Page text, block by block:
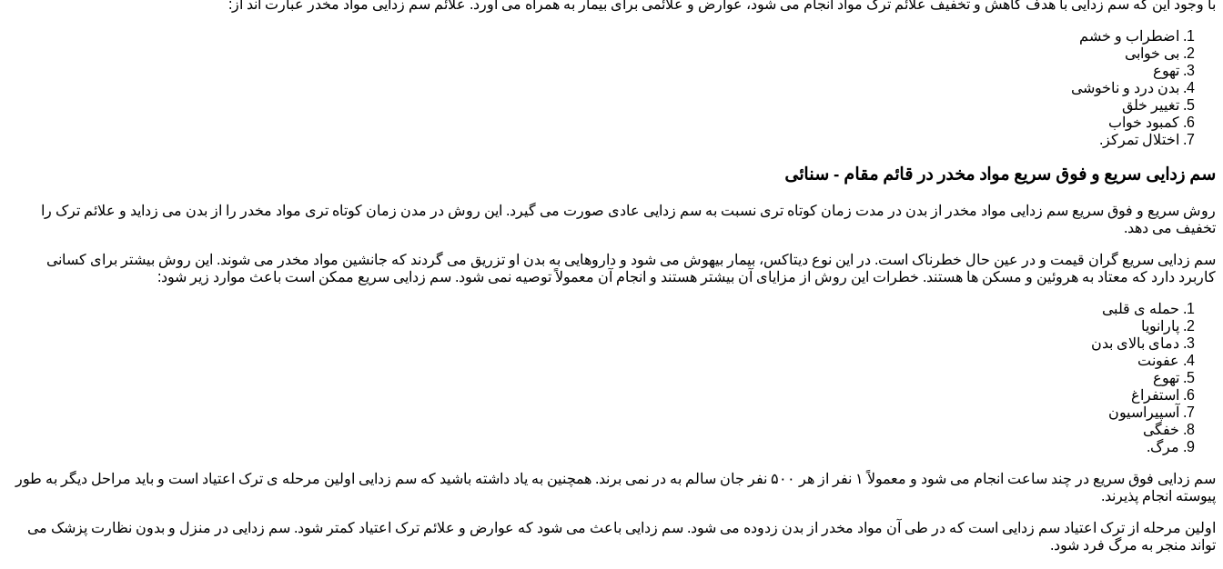
با وجود این که سم زدایی با هدف کاهش و تخفیف علائم ترک مواد انجام می شود، عوارض و علائمی برای بیمار به همراه می آورد. علائم سم زدایی مواد مخدر عبارت اند از:
اضطراب و خشم
بی خوابی
تهوع
بدن درد و ناخوشی
تغییر خلق
کمبود خواب
اختلال تمرکز.
سم زدایی سریع و فوق سریع مواد مخدر در قائم مقام - سنائی
روش سریع و فوق سریع سم زدایی مواد مخدر از بدن در مدت زمان کوتاه تری نسبت به سم زدایی عادی صورت می گیرد. این روش در مدن زمان کوتاه تری مواد مخدر را از بدن می زداید و علائم ترک را
تخفیف می دهد.
سم زدایی سریع گران قیمت و در عین حال خطرناک است. در این نوع دیتاکس، بیمار بیهوش می شود و داروهایی به بدن او تزریق می گردند که جانشین مواد مخدر می شوند. این روش بیشتر برای کسانی
کاربرد دارد که معتاد به هروئین و مسکن ها هستند. خطرات این روش از مزایای آن بیشتر هستند و انجام آن معمولاً توصیه نمی شود. سم زدایی سریع ممکن است باعث موارد زیر شود:
حمله ی قلبی
پارانویا
دمای بالای بدن
عفونت
تهوع
استفراغ
آسپیراسیون
خفگی
مرگ.
سم زدایی فوق سریع در چند ساعت انجام می شود و معمولاً ۱ نفر از هر ۵۰۰ نفر جان سالم به در نمی برند. همچنین به یاد داشته باشید که سم زدایی اولین مرحله ی ترک اعتیاد است و باید مراحل دیگر به طور
پیوسته انجام پذیرند.
اولین مرحله از ترک اعتیاد سم زدایی است که در طی آن مواد مخدر از بدن زدوده می شود. سم زدایی باعث می شود که عوارض و علائم ترک اعتیاد کمتر شود. سم زدایی در منزل و بدون نظارت پزشک می
تواند منجر به مرگ فرد شود.